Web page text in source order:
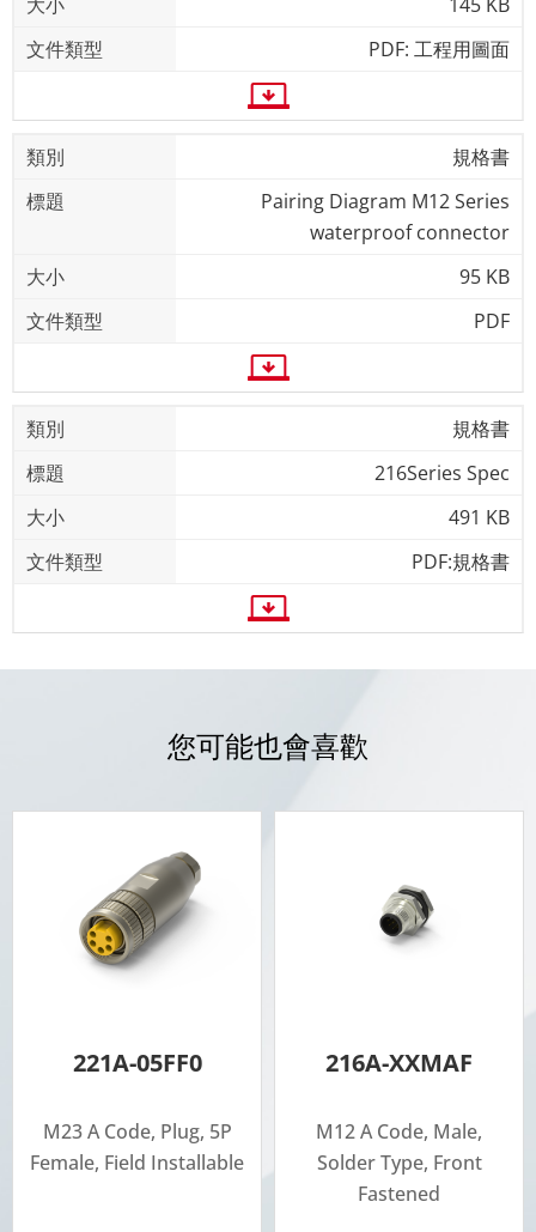
PDF: 工程用圖面
規格書
Pairing Diagram M12 Series
waterproof connector
95 KB
PDF
規格書
216Series Spec
491 KB
PDF:規格書
您可能也會喜歡
221A-05FF0
M23 A Code, Plug, 5P
Female, Field Installable
216A-XXMAF
M12 A Code, Male,
Solder Type, Front
Fastened